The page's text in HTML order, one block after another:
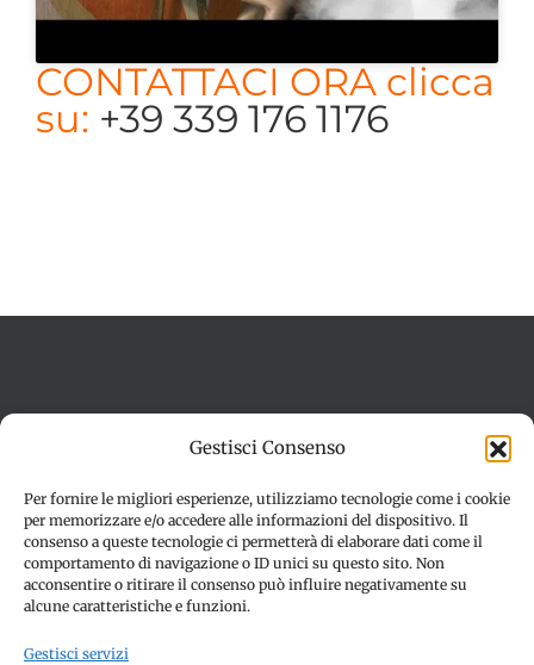
Gestisci Consenso
Per fornire le migliori esperienze, utilizziamo tecnologie come i cookie
per memorizzare e/o accedere alle informazioni del dispositivo. Il
consenso a queste tecnologie ci permetterà di elaborare dati come il
comportamento di navigazione o ID unici su questo sito. Non
acconsentire o ritirare il consenso può influire negativamente su
alcune caratteristiche e funzioni.
Gestisci servizi
CONTATTACI ORA clicca
su: +39 339 176 1176
Dichiarazione sulla Privacy (UE)
Disconoscimento